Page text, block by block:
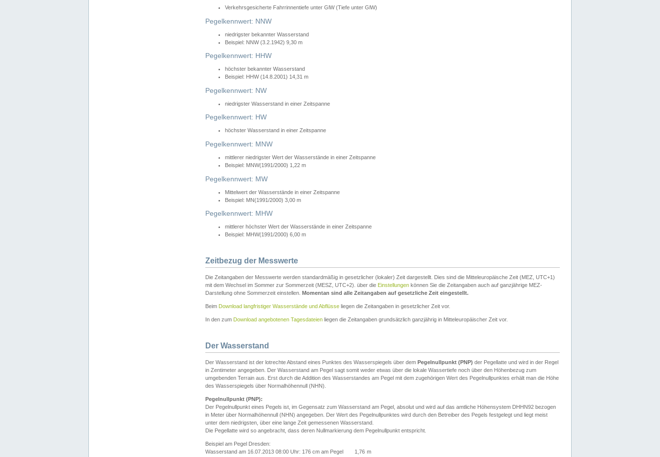
Verkehrsgesicherte Fahrrinnentiefe unter GlW (Tiefe unter GlW)
Pegelkennwert: NNW
niedrigster bekannter Wasserstand
Beispiel: NNW (3.2.1942) 9,30 m
Pegelkennwert: HHW
höchster bekannter Wasserstand
Beispiel: HHW (14.8.2001) 14,31 m
Pegelkennwert: NW
niedrigster Wasserstand in einer Zeitspanne
Pegelkennwert: HW
höchster Wasserstand in einer Zeitspanne
Pegelkennwert: MNW
mittlerer niedrigster Wert der Wasserstände in einer Zeitspanne
Beispiel: MNW(1991/2000) 1,22 m
Pegelkennwert: MW
Mittelwert der Wasserstände in einer Zeitspanne
Beispiel: MN(1991/2000) 3,00 m
Pegelkennwert: MHW
mittlerer höchster Wert der Wasserstände in einer Zeitspanne
Beispiel: MHW(1991/2000) 6,00 m
Zeitbezug der Messwerte
Die Zeitangaben der Messwerte werden standardmäßig in gesetzlicher (lokaler) Zeit dargestellt. Dies sind die Mitteleuropäische Zeit (MEZ, UTC+1)
mit dem Wechsel im Sommer zur Sommerzeit (MESZ, UTC+2). über die Einstellungen können Sie die Zeitangaben auch auf ganzjährige MEZ-
Darstellung ohne Sommerzeit einstellen. Momentan sind alle Zeitangaben auf gesetzliche Zeit eingestellt.
Beim Download langfristiger Wasserstände und Abflüsse liegen die Zeitangaben in gesetzlicher Zeit vor.
In den zum Download angebotenen Tagesdateien liegen die Zeitangaben grundsätzlich ganzjährig in Mitteleuropäischer Zeit vor.
Der Wasserstand
Der Wasserstand ist der lotrechte Abstand eines Punktes des Wasserspiegels über dem Pegelnullpunkt (PNP) der Pegellatte und wird in der Regel
in Zentimeter angegeben. Der Wasserstand am Pegel sagt somit weder etwas über die lokale Wassertiefe noch über den Höhenbezug zum
umgebenden Terrain aus. Erst durch die Addition des Wasserstandes am Pegel mit dem zugehörigen Wert des Pegelnullpunktes erhält man die Höhe
des Wasserspiegels über Normalhöhennull (NHN).
Pegelnullpunkt (PNP):
Der Pegelnullpunkt eines Pegels ist, im Gegensatz zum Wasserstand am Pegel, absolut und wird auf das amtliche Höhensystem DHHN92 bezogen
in Meter über Normalhöhennull (NHN) angegeben. Der Wert des Pegelnullpunktes wird durch den Betreiber des Pegels festgelegt und liegt meist
unter dem niedrigsten, über eine lange Zeit gemessenen Wasserstand.
Die Pegellatte wird so angebracht, dass deren Nullmarkierung dem Pegelnullpunkt entspricht.
Beispiel am Pegel Dresden:
Wasserstand am 16.07.2013 08:00 Uhr: 176 cm am Pegel
1,76 m